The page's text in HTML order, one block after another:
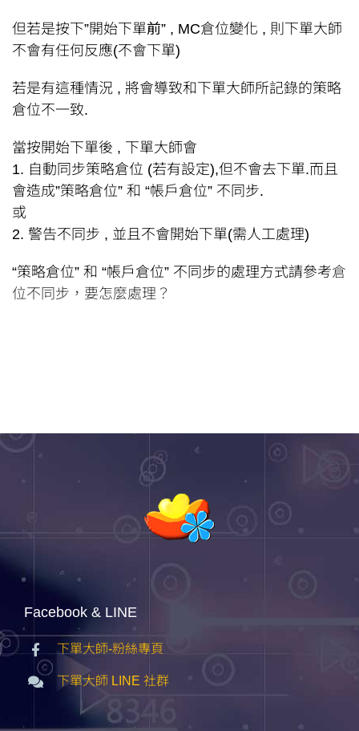
但若是按下”開始下單前” , MC倉位變化 , 則下單大師
不會有任何反應(不會下單)
若是有這種情況 , 將會導致和下單大師所記錄的策略
倉位不一致.
當按開始下單後 , 下單大師會
1. 自動同步策略倉位 (若有設定),但不會去下單.而且
會造成”策略倉位” 和 “帳戶倉位” 不同步.
或
2. 警告不同步 , 並且不會開始下單(需人工處理)
“策略倉位” 和 “帳戶倉位” 不同步的處理方式請參考倉
位不同步，要怎麼處理？
Facebook & LINE
下單大師-粉絲專頁
下單大師 LINE 社群